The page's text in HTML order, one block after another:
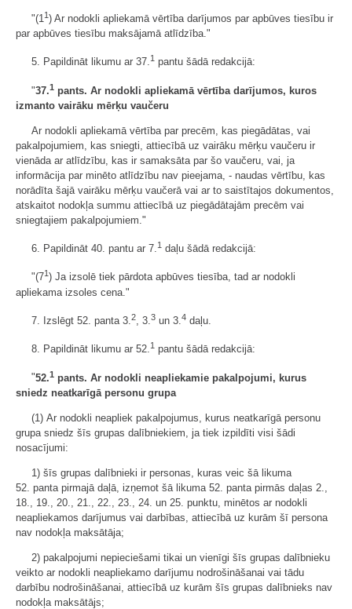
"(11) Ar nodokli apliekamā vērtība darījumos par apbūves tiesību ir
par apbūves tiesību maksājamā atlīdzība."
5. Papildināt likumu ar 37.1 pantu šādā redakcijā:
"37.1 pants. Ar nodokli apliekamā vērtība darījumos, kuros
izmanto vairāku mērķu vaučeru
Ar nodokli apliekamā vērtība par precēm, kas piegādātas, vai
pakalpojumiem, kas sniegti, attiecībā uz vairāku mērķu vaučeru ir
vienāda ar atlīdzību, kas ir samaksāta par šo vaučeru, vai, ja
informācija par minēto atlīdzību nav pieejama, - naudas vērtību, kas
norādīta šajā vairāku mērķu vaučerā vai ar to saistītajos dokumentos,
atskaitot nodokļa summu attiecībā uz piegādātajām precēm vai
sniegtajiem pakalpojumiem."
6. Papildināt 40. pantu ar 7.1 daļu šādā redakcijā:
"(71 ) Ja izsolē tiek pārdota apbūves tiesība, tad ar nodokli
apliekama izsoles cena."
7. Izslēgt 52. panta 3. 2 , 3. 3 un 3. 4 daļu.
8. Papildināt likumu ar 52.1 pantu šādā redakcijā:
"52.1 pants. Ar nodokli neapliekamie pakalpojumi, kurus
sniedz neatkarīgā personu grupa
(1) Ar nodokli neapliek pakalpojumus, kurus neatkarīgā personu
grupa sniedz šīs grupas dalībniekiem, ja tiek izpildīti visi šādi
nosacījumi:
1) šīs grupas dalībnieki ir personas, kuras veic šā likuma
52. panta pirmajā daļā, izņemot šā likuma 52. panta pirmās daļas 2.,
18., 19., 20., 21., 22., 23., 24. un 25. punktu, minētos ar nodokli
neapliekamos darījumus vai darbības, attiecībā uz kurām šī persona
nav nodokļa maksātāja;
2) pakalpojumi nepieciešami tikai un vienīgi šīs grupas dalībnieku
veikto ar nodokli neapliekamo darījumu nodrošināšanai vai tādu
darbību nodrošināšanai, attiecībā uz kurām šīs grupas dalībnieks nav
nodokļa maksātājs;